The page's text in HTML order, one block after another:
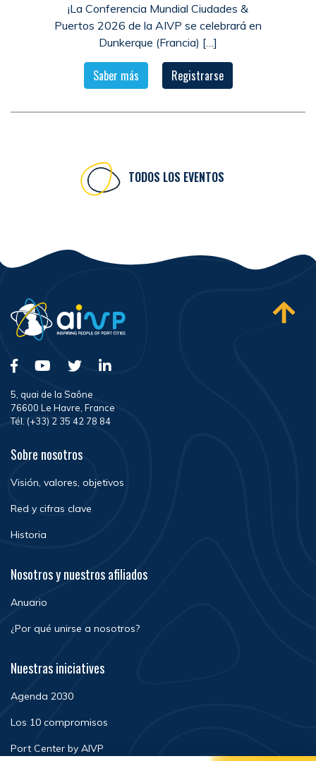
¡La Conferencia Mundial Ciudades &
Puertos 2026 de la AIVP se celebrará en
Dunkerque (Francia) […]
Saber más Registrarse
TODOS LOS EVENTOS
5, quai de la Saône
76600 Le Havre, France
Tél. (+33) 2 35 42 78 84
Sobre nosotros
Visión, valores, objetivos
Red y cifras clave
Historia
Nosotros y nuestros afiliados
Anuario
¿Por qué unirse a nosotros?
Nuestras iniciatives
Agenda 2030
Los 10 compromisos
Port Center by AIVP